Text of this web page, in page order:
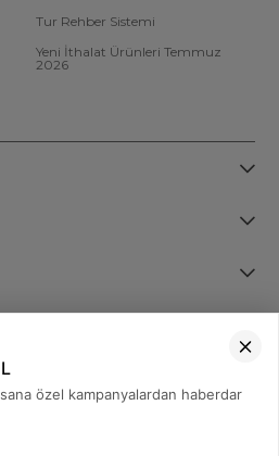
Tur Rehber Sistemi
Yeni İthalat Ürünleri Temmuz
2026
473 08 08
özel kampanyalardan haberdar